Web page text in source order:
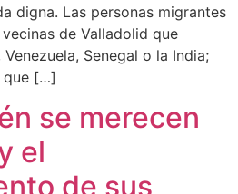
digna. Las personas migrantes
de Valladolid que
Senegal o la India;
que […]
se merecen
el
de sus